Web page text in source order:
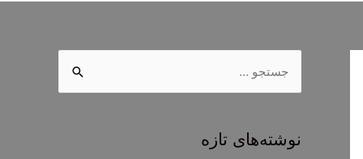
جنوشته‌های تازه